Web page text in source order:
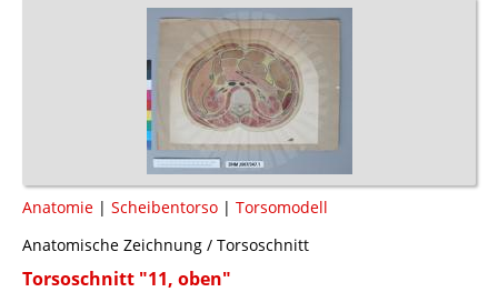
Anatomie | Scheibentorso | Torsomodell
Anatomische Zeichnung / Torsoschnitt
Torsoschnitt "11, oben"